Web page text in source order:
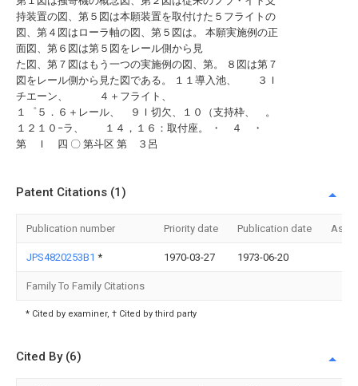
持装置の図、第５図は本願装置を取付けた５フライトの
図、第４図はローラ軸の図、第５図は。 本願実施例の正
面図、第６図は第５図をレール側から見
た図、第７図はもう一つの実施例の図、第。 ８図は第７
図をレール側から見た図である。 １１導入池、 ３Ｉ
チエーン、 ４＋フライト、
１゜５．６＋レール、 ９Ｉ切欠、１０（支持枠、 。
１２１０−ラ、 １４，１６：取付座。 ・ ４ ・
第 Ｉ 四 〇 第斗区 第 ３呂
Patent Citations (1)
Publication number Priority date Publication date
JPS4820253B1 * 1970-03-27 1973-06-20
Family To Family Citations
* Cited by examiner, † Cited by third party
Cited By (6)